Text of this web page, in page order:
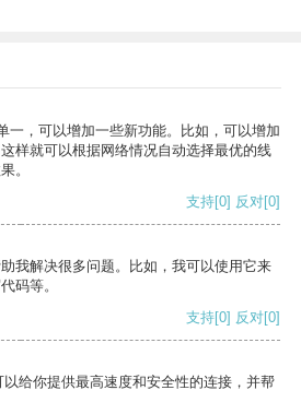
一，可以增加一些新功能。比如，可以增加
样就可以根据网络情况自动选择最优的线
。
支持[0] 反对[0]
我解决很多问题。比如，我可以使用它来
码等。
支持[0] 反对[0]
给你提供最高速度和安全性的连接，并帮